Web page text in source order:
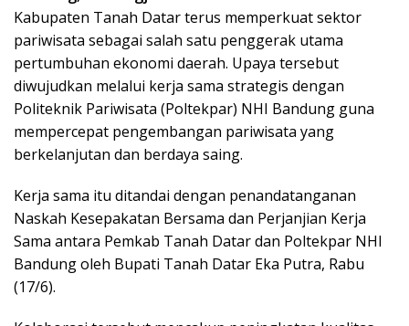
Kabupaten Tanah Datar terus memperkuat sektor
pariwisata sebagai salah satu penggerak utama
pertumbuhan ekonomi daerah. Upaya tersebut
diwujudkan melalui kerja sama strategis dengan
Politeknik Pariwisata (Poltekpar) NHI Bandung guna
mempercepat pengembangan pariwisata yang
berkelanjutan dan berdaya saing.
Kerja sama itu ditandai dengan penandatanganan
Naskah Kesepakatan Bersama dan Perjanjian Kerja
Sama antara Pemkab Tanah Datar dan Poltekpar NHI
Bandung oleh Bupati Tanah Datar Eka Putra, Rabu
(17/6).